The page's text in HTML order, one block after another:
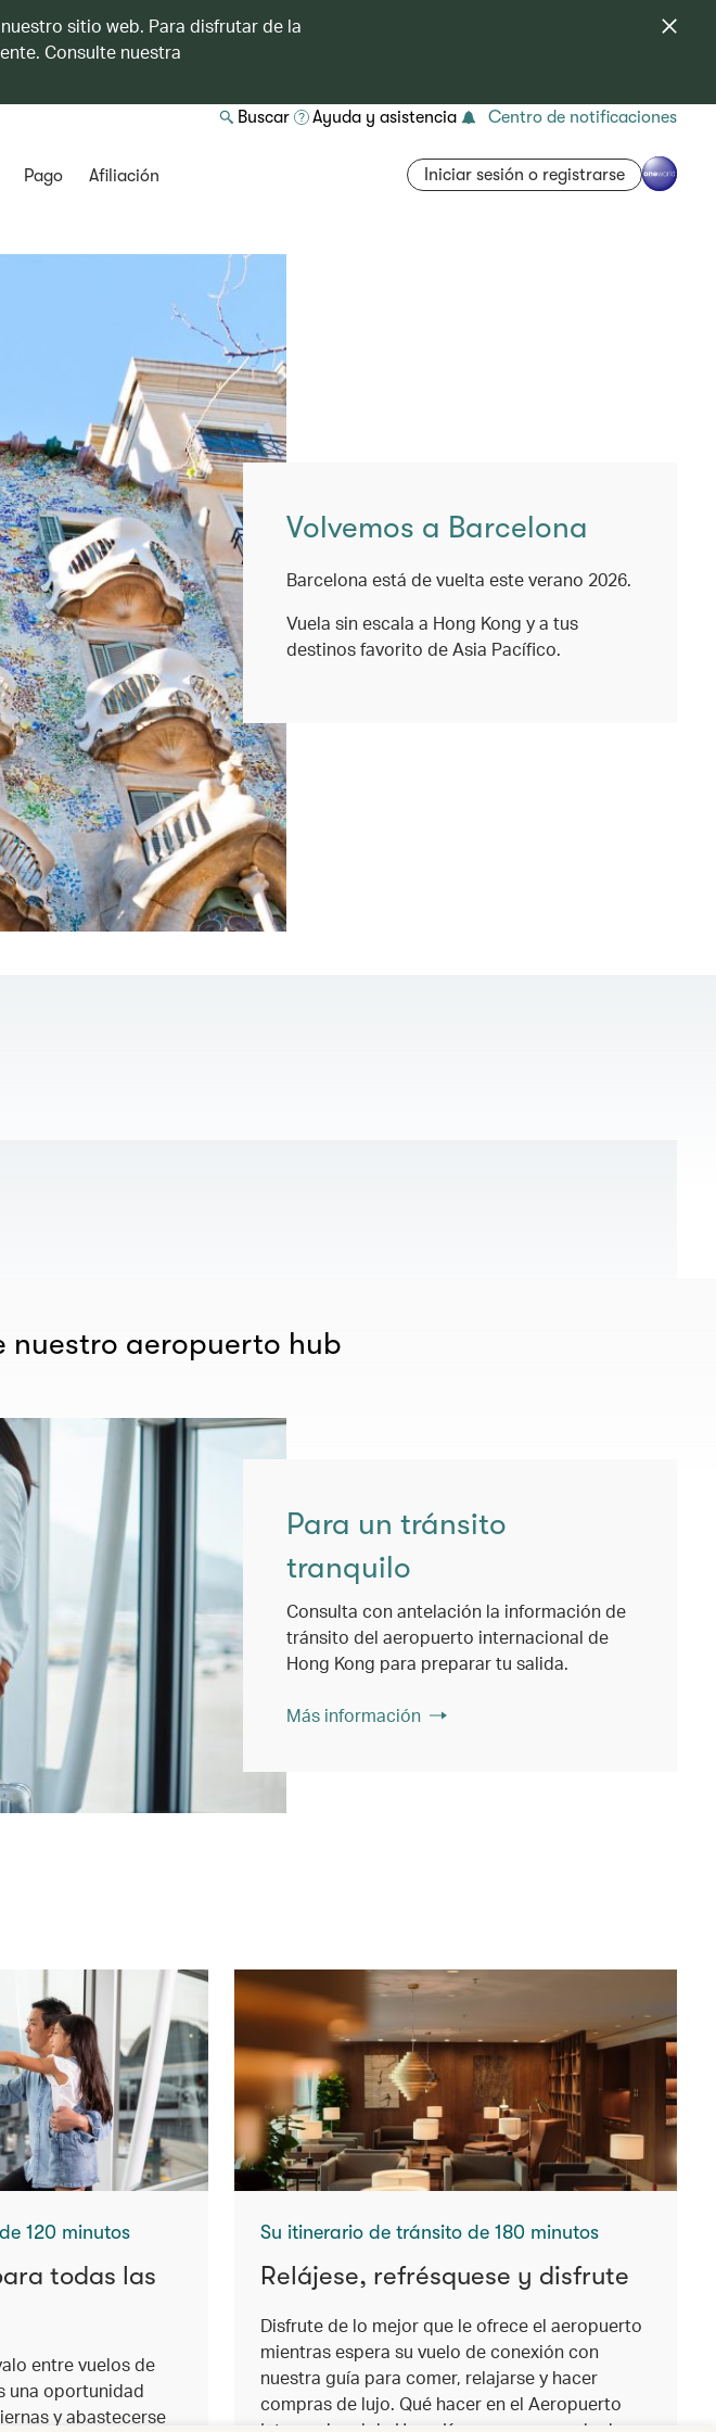
sitio web. Para disfrutar de la
Consulte nuestra
Buscar Ayuda y asistencia Centro de notificaciones
Pago Afiliación Iniciar sesión o registrarse
Volvemos a Barcelona
Barcelona está de vuelta este verano 2026.
Vuela sin escala a Hong Kong y a tus
destinos favorito de Asia Pacífico.
nuestro aeropuerto hub
Para un tránsito
tranquilo
Consulta con antelación la información de
tránsito del aeropuerto internacional de
Hong Kong para preparar tu salida.
Más información
120 minutos
todas las
entre vuelos de
una oportunidad
y abastecerse
Su itinerario de tránsito de 180 minutos
Relájese, refrésquese y disfrute
Disfrute de lo mejor que le ofrece el aeropuerto
mientras espera su vuelo de conexión con
nuestra guía para comer, relajarse y hacer
compras de lujo. Qué hacer en el Aeropuerto